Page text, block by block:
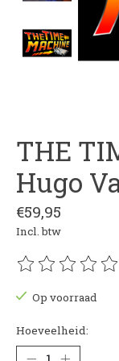
THE
Hugo
€59,95
Incl. btw
De
Op voorraad
Hoeveelheid: